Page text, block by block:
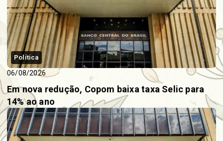
Política
06/08/2026
Em nova redução, Copom baixa taxa Selic para
14% ao ano